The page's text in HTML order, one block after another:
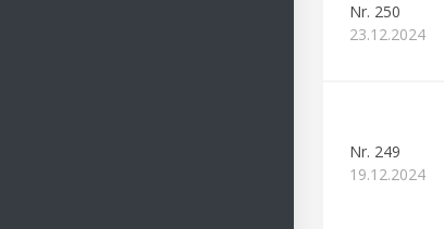
Nr. 250
23.12.2024
Nr. 249
19.12.2024